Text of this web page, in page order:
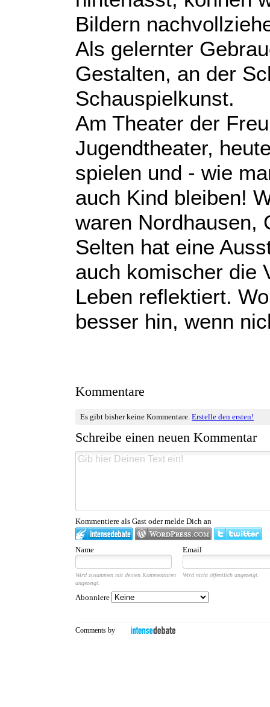
Bildern
Als gelernter
Gestalten, an der
Schauspielkunst.
Am Theater der
Jugendtheater,
spielen und - wie
auch Kind bleiben!
waren Nordhausen,
Selten hat eine
auch komischer die
Leben reflektiert.
besser hin, wenn
Kommentare
Es gibt bisher keine Kommentare.Erstelle den ersten!
Schreibe einen neuen Kommentar
Kommentiere als Gast oder melde Dich an
Name Email
Wird zusammen mit deinen Kommentaren
angezeigt.
Wird nicht öffentlich angezeigt.
Abonniere
Comments by